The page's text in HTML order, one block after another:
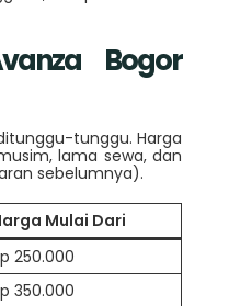
Bogor
tunggu. Harga
lama sewa, dan
sebelumnya).
Mulai Dari
250.000
350.000